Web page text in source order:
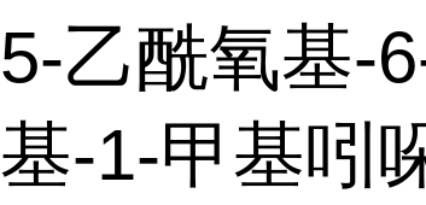
5-乙酰氧基-
基-1-甲基吲